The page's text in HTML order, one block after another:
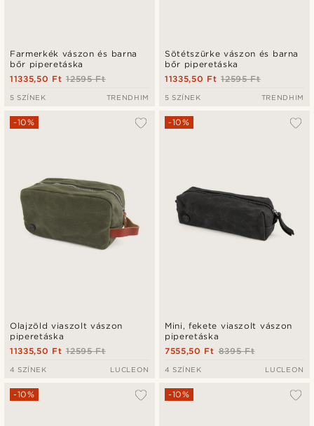
Farmerkék vászon és barna
bőr piperetáska
12595 Ft
11335,50 Ft
5 SZÍNEK TRENDHIM
Sötétszürke vászon és barna
bőr piperetáska
12595 Ft
11335,50 Ft
5 SZÍNEK TRENDHIM
Olajzöld viaszolt vászon
piperetáska
-10%
12595 Ft
11335,50 Ft
4 SZÍNEK LUCLEON
Mini, fekete viaszolt vászon
piperetáska
-10%
8395 Ft
7555,50 Ft
4 SZÍNEK LUCLEON
-10% -10%